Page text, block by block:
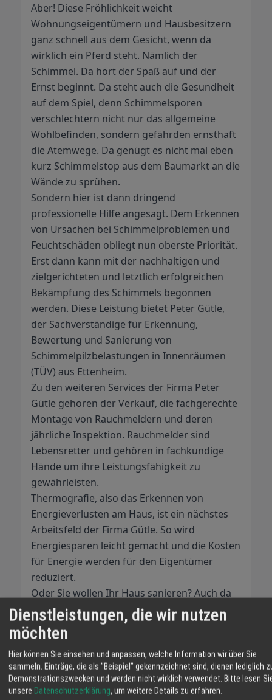
Aber! Diese Fröhlichkeit weicht
Wohnungseigentümern und Hausbesitzern
ganz schnell aus dem Gesicht, wenn da
wirklich ein Pferd steht. Nämlich der
Schimmel. Da hört der Spaß auf und der
Ernst beginnt. Da steht auch die Gesundheit
auf dem Spiel, denn Schimmelsporen
verschlechtern nicht nur das allgemeine
Wohlbefinden, sondern gefährden ernsthaft
die Atemwege. Da genügt es nicht mal eben
kurz Schimmelstop aus dem Baumarkt an die
Wände zu sprühen.
Sondern hier ist dann dringend
professionelle Hilfe angesagt. Dem Erkennen
von Ursachen bei Schimmelproblemen und
Feuchtschäden obliegt nun oberste Priorität.
Erst dann kann mit der nachhaltigen und
zielgerichteten und letztlich erfolgreichen
Bekämpfung des Schimmels begonnen
werden. Diese Leistung bietet Peter Gütle,
der Sachverständige für Erkennung,
Bewertung und Sanierung von
Schimmelpilzbelastungen in Innenräumen
(TÜV) aus Ettenheim.
Zu den weiteren Services der Firma Peter
Gütle gehören der Verkauf, die fachgerechte
Montage von Rauchmeldern und deren
jährliche Inspektion. Rauchmelder sind
Lebensretter und gehören in fachkundige
Hände um ihre Leistungsfähigkeit zu
gewährleisten.
Thermografie, also das Erkennen von
Energieverlusten am Haus, ist ein nächstes
Arbeitsfeld der Firma Gütle. So wird
Energiesparen leicht gemacht und die Kosten
für Energie werden für den Eigentümer
reduziert.
Oder Sie wollen Ihr Haus sanieren? Auch da
sind Sie hier richtig. Das Beraten und die
Erstellung eines Sanierungsfahrplans oder
auch das Erstellen des vorgeschriebenen
Energieausweises gehören ebenfalls zum
Kerngeschäft der Firma Peter Gütle in
Ettenheim.
Dienstleistungen, die wir nutzen
möchten
Hier können Sie einsehen und anpassen, welche Information wir über Sie
sammeln. Einträge, die als "Beispiel" gekennzeichnet sind, dienen lediglich
Demonstrationszwecken und werden nicht wirklich verwendet. Bitte lesen
unsere Datenschutzerklärung, um weitere Details zu erfahren.